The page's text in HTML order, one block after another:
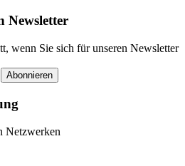
Newsletter
wenn Sie sich für unseren Newsletter
Abonnieren
Netzwerken